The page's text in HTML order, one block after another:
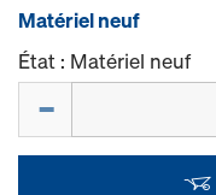
Matériel neuf
État : Matériel neuf